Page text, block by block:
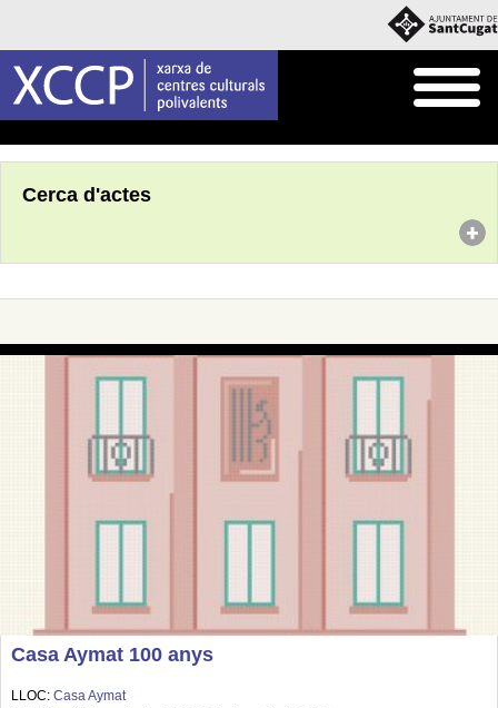
Cerca d'actes
Casa Aymat 100 anys
LLOC: Casa Aymat